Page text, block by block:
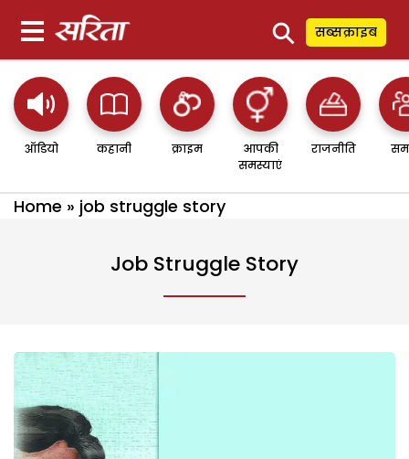
⚲ सब्सक्राइब
ऑडियो कहानी क्राइम
आपकी
समस्याएं
राजनीति
Home » job struggle story
Job Struggle Story